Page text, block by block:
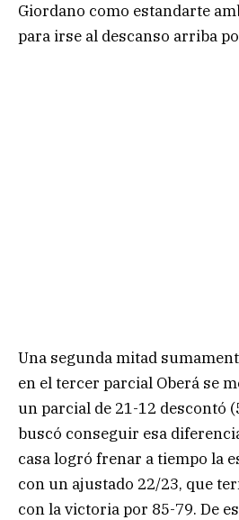
Giordano como estandarte
para irse al descanso arriba
Una segunda mitad
en el tercer parcial Oberá se
un parcial de 21-12 descontó
buscó conseguir esa
casa logró frenar a tiempo la
con un ajustado 22/23, que
con la victoria por 85-79. De